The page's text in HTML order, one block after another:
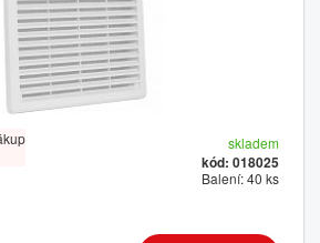
skladem
kód: 018025
Balení: 40 ks